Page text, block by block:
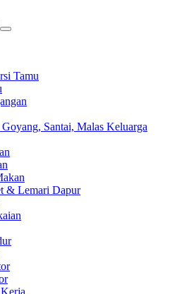
Tamu
Santai, Malas Keluarga
& Lemari Dapur